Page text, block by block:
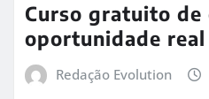
Curso gratuito
oportunidade
Redação Evolution